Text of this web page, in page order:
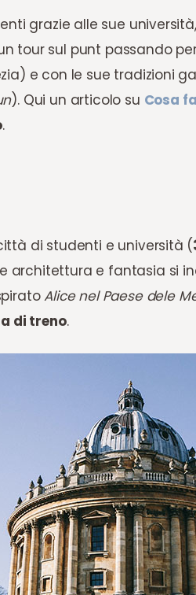
grazie alle sue università,
tour sul punt passando
e con le sue tradizioni
). Qui un articolo su Cosa
.
di studenti e università (
architettura e fantasia si
Alice nel Paese dele
di treno.